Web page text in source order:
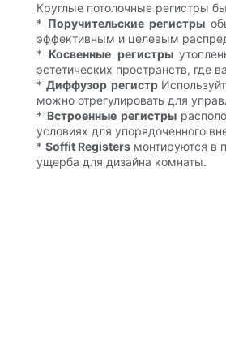
Круглые потолочные регистры
* Поручительские регистры
эффективным и целевым
* Косвенные регистры
эстетических пространств, где
*Диффузор регистр
можно отрегулировать для
* Встроенные регистры
условиях для упорядоченного
*Soffit Registers монтируются в
ущерба для дизайна комнаты.